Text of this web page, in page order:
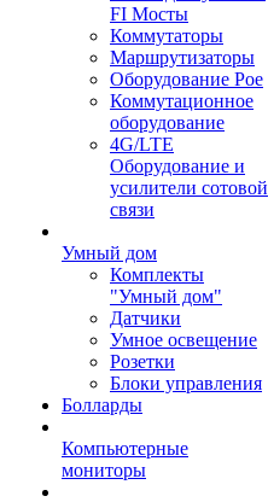
FI Мосты
Коммутаторы
Маршрутизаторы
Оборудование Poe
Коммутационное
оборудование
4G/LTE
Оборудование и
усилители сотовой
связи
Умный дом
Комплекты
"Умный дом"
Датчики
Умное освещение
Розетки
Блоки управления
Болларды
Компьютерные
мониторы